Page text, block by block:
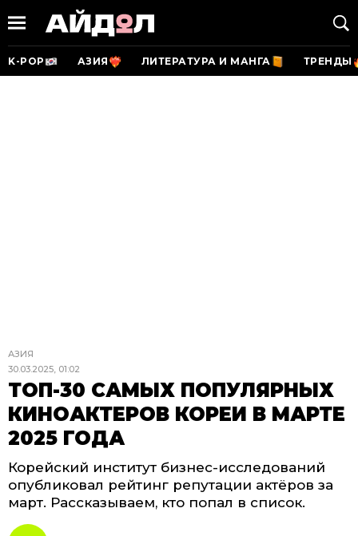
K-POP АЗИЯ ЛИТЕРАТУРА И МАНГА ТРЕНДЫ
АЗИЯ
30.03.2025, 01:02
ТОП-30 САМЫХ ПОПУЛЯРНЫХ
КИНОАКТЕРОВ КОРЕИ В МАРТЕ
2025 ГОДА
Корейский институт бизнес-исследований
опубликовал рейтинг репутации актёров за
март. Рассказываем, кто попал в список.